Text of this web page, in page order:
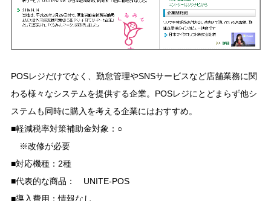
POSレジだけでなく、勤怠管理やSNSサービスなど店舗業務に関
わる様々なシステムを提供する企業。POSレジにとどまらず他シ
ステムも同時に購入を考える企業にはおすすめ。
■軽減税率対策補助金対象：○
※改修が必要
■対応機種：2種
■代表的な商品： UNITE-POS
■導入費用：情報なし